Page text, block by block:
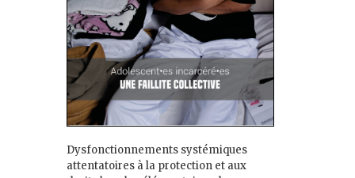
Dysfonctionnements systémiques
attentatoires à la protection et aux